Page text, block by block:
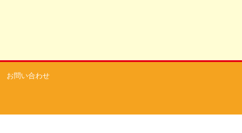
お問い合わせ